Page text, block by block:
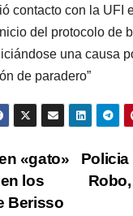
contacto con la UFI
del protocolo de
una causa
de paradero”
«gato»
los
Berisso